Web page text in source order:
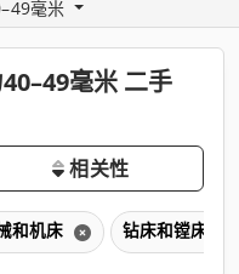
毫米
毫米 二手
相关性
和机床 钻床和镗床